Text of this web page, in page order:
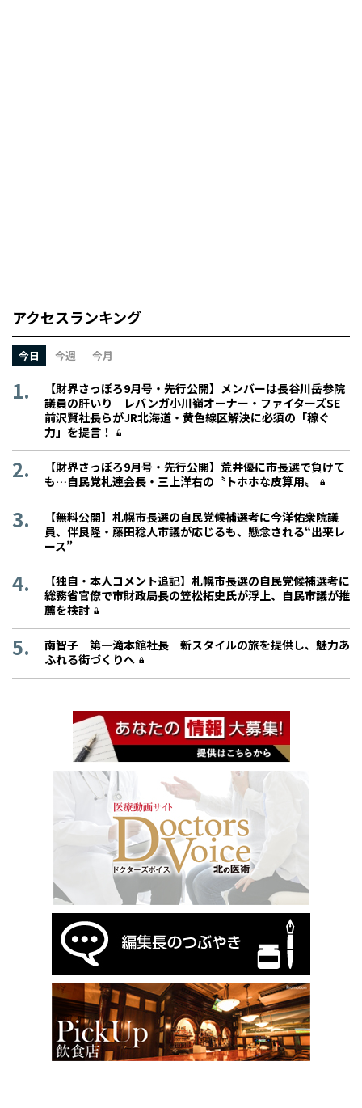
アクセスランキング
今日 今週 今月
【財界さっぽろ9月号・先行公開】メンバーは長谷川岳参院
議員の肝いり レバンガ小川嶺オーナー・ファイターズSE
前沢賢社長らがJR北海道・黄色線区解決に必須の「稼ぐ
力」を提言！
【財界さっぽろ9月号・先行公開】荒井優に市長選で負けて
も…自民党札連会長・三上洋右の〝トホホな皮算用〟
【無料公開】札幌市長選の自民党候補選考に今洋佑衆院議
員、伴良隆・藤田稔人市議が応じるも、懸念される“出来レ
ース”
【独自・本人コメント追記】札幌市長選の自民党候補選考に
総務省官僚で市財政局長の笠松拓史氏が浮上、自民市議が推
薦を検討
南智子 第一滝本館社長 新スタイルの旅を提供し、魅力あ
ふれる街づくりへ